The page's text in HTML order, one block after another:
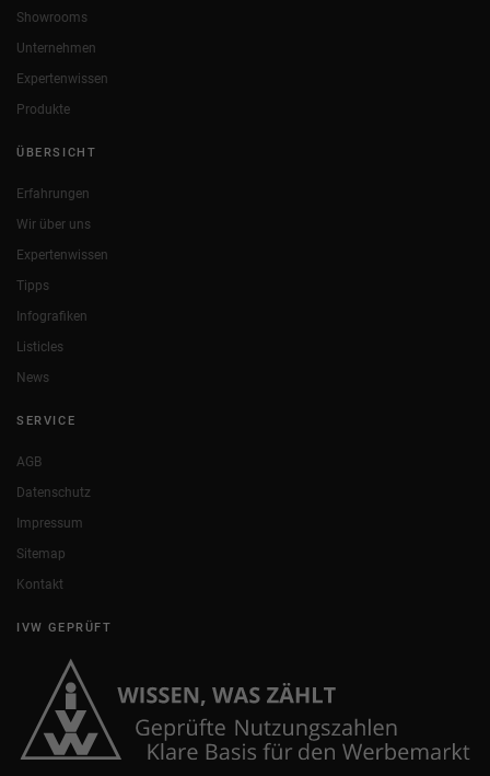
Showrooms
Unternehmen
Expertenwissen
Produkte
ÜBERSICHT
Erfahrungen
Wir über uns
Expertenwissen
Tipps
Infografiken
Listicles
News
SERVICE
AGB
Datenschutz
Impressum
Sitemap
Kontakt
IVW GEPRÜFT